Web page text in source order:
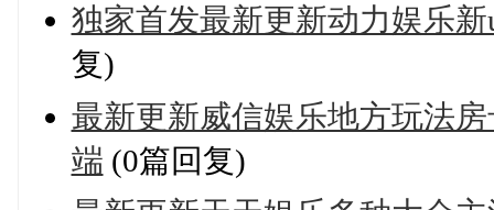
独家首发最新更新动力娱乐
复)
最新更新威信娱乐地方玩法
端 (0篇回复)